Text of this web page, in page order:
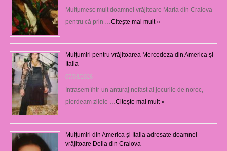
Mulţumesc mult doamnei vrăjitoare Maria din Craiova
pentru că prin … Citește mai mult »
Mulțumiri pentru vrăjitoarea Mercedeza din America și
Italia
07/08/2026
Intrasem într-un anturaj nefast al jocurile de noroc,
pierdeam zilele … Citește mai mult »
Mulțumiri din America și Italia adresate doamnei
vrăjitoare Delia din Craiova